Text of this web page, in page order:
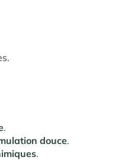
.
douce.
.